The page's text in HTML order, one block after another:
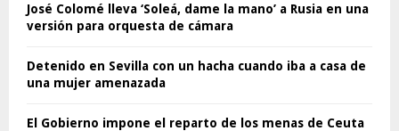
José Colomé lleva ‘Soleá, dame la mano’ a Rusia en una
versión para orquesta de cámara
Detenido en Sevilla con un hacha cuando iba a casa de
una mujer amenazada
El Gobierno impone el reparto de los menas de Ceuta